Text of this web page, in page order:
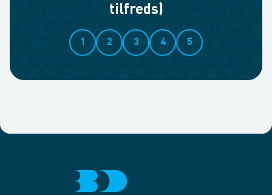
tilfreds)
1 2 3 4 5